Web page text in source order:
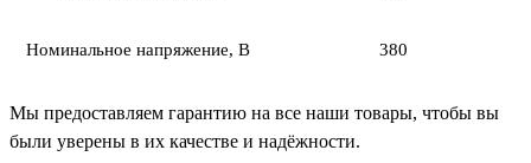
Номинальное напряжение, В 380
Мы предоставляем гарантию на все наши товары, чтобы вы
были уверены в их качестве и надёжности.